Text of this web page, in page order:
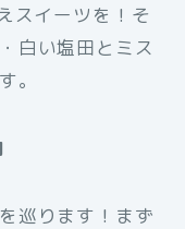
スイーツを！そ
白い塩田とミス
。
巡ります！まず